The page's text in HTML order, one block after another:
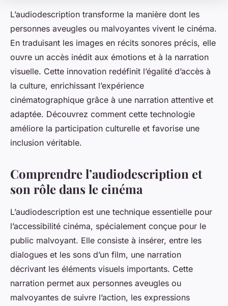
L’audiodescription transforme la manière dont les
personnes aveugles ou malvoyantes vivent le cinéma.
En traduisant les images en récits sonores précis, elle
ouvre un accès inédit aux émotions et à la narration
visuelle. Cette innovation redéfinit l’égalité d’accès à
la culture, enrichissant l’expérience
cinématographique grâce à une narration attentive et
adaptée. Découvrez comment cette technologie
améliore la participation culturelle et favorise une
inclusion véritable.
Comprendre l’audiodescription et
son rôle dans le cinéma
L’audiodescription est une technique essentielle pour
l’accessibilité cinéma, spécialement conçue pour le
public malvoyant. Elle consiste à insérer, entre les
dialogues et les sons d’un film, une narration
décrivant les éléments visuels importants. Cette
narration permet aux personnes aveugles ou
malvoyantes de suivre l’action, les expressions